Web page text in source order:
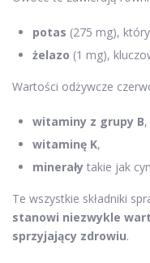
potas (275 mg),
żelazo (1 mg),
Wartości odżywcze
witaminy z grupy B,
witaminę K,
minerały takie jak
Te wszystkie składniki
stanowi niezwykle
sprzyjający zdrowiu.